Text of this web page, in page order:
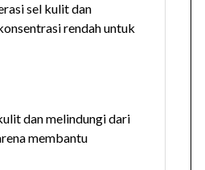
sel kulit dan
rendah untuk
dan melindungi dari
membantu